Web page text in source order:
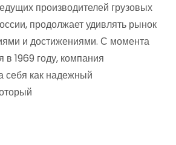
производителей грузовых
продолжает удивлять рынок
и достижениями. С момента
в 1969 году, компания
себя как надежный